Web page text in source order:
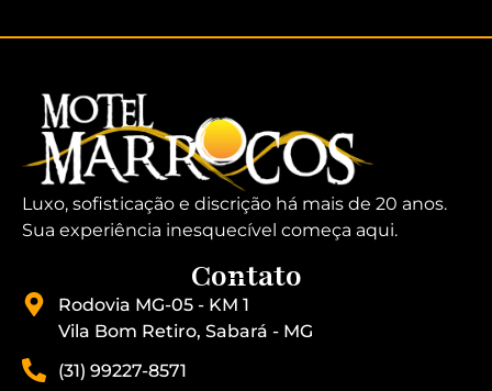
Luxo, sofisticação e discrição há mais de 20 anos.
Sua experiência inesquecível começa aqui.
Contato
Rodovia MG-05 - KM 1
Vila Bom Retiro, Sabará - MG
(31) 99227-8571